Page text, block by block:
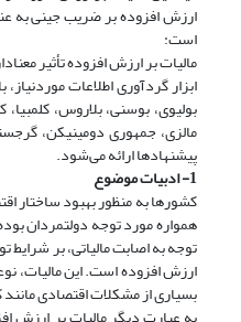
ارزش افزوده بر ضریب جینی به
است:
مالیات بر ارزش افزوده تأثیر
ابزار گردآوری اطلاعات
بولیوی، بوسنی، بلاروس، کلمبیا،
مالزی، جمهوری دومینیکن،
پیشنهادها ارائه می‌شود.
1- ادبیات موضوع
کشورها به منظور بهبود ساختار
همواره مورد توجه دولتمردان
توجه به اصابت مالیاتی، بر شرایط
ارزش افزوده است. این مالیات،
بسیاری از مشکلات اقتصادی مانند